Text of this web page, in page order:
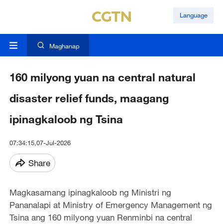
Language
Maghanap
160 milyong yuan na central natural
disaster relief funds, maagang
ipinagkaloob ng Tsina
07:34:15,07-Jul-2026
Share
Magkasamang ipinagkaloob ng Ministri ng
Pananalapi at Ministry of Emergency Management ng
Tsina ang 160 milyong yuan Renminbi na central